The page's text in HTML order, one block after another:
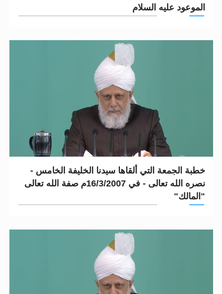
الموعود عليه السلام
خطبة الجمعة التي ألقاها سيدنا الخليفة الخامس -
نصره الله تعالى - في 16/3/2007م صفة الله تعالى
"المالك"